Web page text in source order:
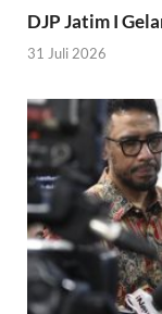
DJP Jatim I
31 Juli 2026